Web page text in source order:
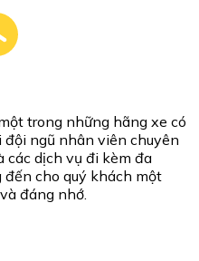
trong những hãng xe có
ngũ nhân viên chuyên
các dịch vụ đi kèm đa
cho quý khách một
đáng nhớ.